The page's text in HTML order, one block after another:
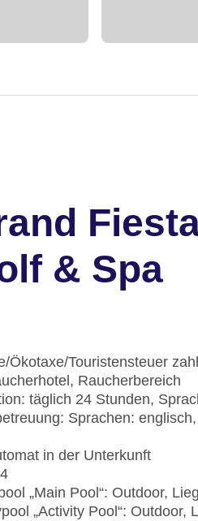
& Spa
Ökotaxe/Touristensteuer
Raucherbereich
täglich 24 Stunden,
Sprachen:
in der Unterkunft
„Main Pool“: Outdoor,
„Activity Pool“: